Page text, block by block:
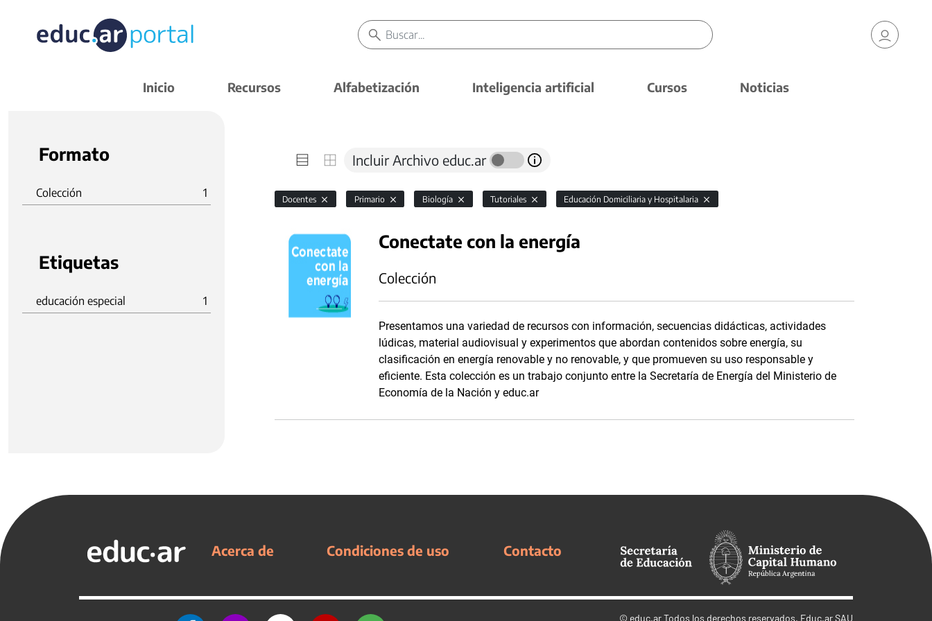
Inicio Recursos Alfabetización Inteligencia artificial Cursos Noticias
Formato
Colección 1
Etiquetas
educación especial 1
Incluir Archivo educ.ar
Docentes Primario Biología Tutoriales Educación Domiciliaria y Hospitalaria
Conectate con la energía
Colección
Presentamos una variedad de recursos con información, secuencias didácticas, actividades
lúdicas, material audiovisual y experimentos que abordan contenidos sobre energía, su
clasificación en energía renovable y no renovable, y que promueven su uso responsable y
eficiente. Esta colección es un trabajo conjunto entre la Secretaría de Energía del Ministerio de
Economía de la Nación y educ.ar
Acerca de Condiciones de uso Contacto
© educ.arTodos los derechos reservados. Educ.ar SAU